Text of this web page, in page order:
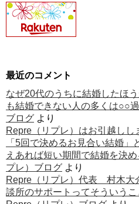
最近のコメント
なぜ20代のうちに結婚したほ
も結婚できない人の多くは○○
ブログ より
Repre（リプレ）はお引越しし
「5回で決めるお見合い結婚」
えあれば短い期間で結婚を決
プレ）ブログ より
Repre（リプレ）代表 村木大
談所のサポートってそういうこ